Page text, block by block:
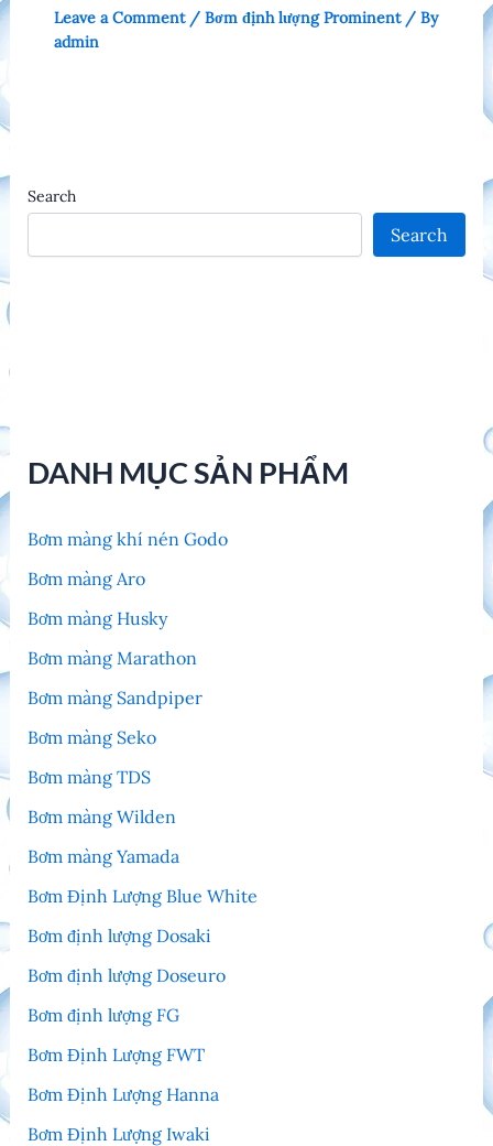
Search
Search
DANH MỤC SẢN PHẨM
Bơm màng khí nén Godo
Bơm màng Aro
Bơm màng Husky
Bơm màng Marathon
Bơm màng Sandpiper
Bơm màng Seko
Bơm màng TDS
Bơm màng Wilden
Bơm màng Yamada
Bơm Định Lượng Blue White
Bơm định lượng Dosaki
Bơm định lượng Doseuro
Bơm định lượng FG
Bơm Định Lượng FWT
Bơm Định Lượng Hanna
Bơm Định Lượng Iwaki
Leave a Comment / Bơm định lượng Prominent/ By
admin